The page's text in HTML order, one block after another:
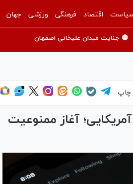
اقتصاد فرهنگی ورزشی جهان
🟡 جنایت میدان علیخانی اصفهان
چاپ
میلیون کاربر آمریکایی؛ آغاز ممنوعیت